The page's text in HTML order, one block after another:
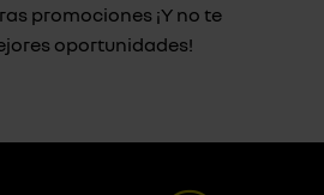
promociones ¡Y no te
oportunidades!